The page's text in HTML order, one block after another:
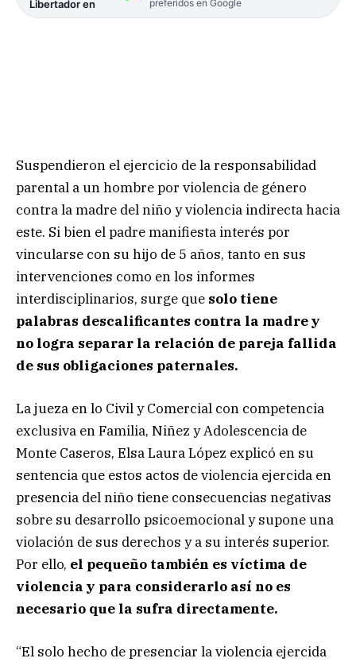
Libertador en
preferidos en Google
Suspendieron el ejercicio de la responsabilidad
parental a un hombre por violencia de género
contra la madre del niño y violencia indirecta hacia
este. Si bien el padre manifiesta interés por
vincularse con su hijo de 5 años, tanto en sus
intervenciones como en los informes
interdisciplinarios, surge que solo tiene
palabras descalificantes contra la madre y
no logra separar la relación de pareja fallida
de sus obligaciones paternales.
La jueza en lo Civil y Comercial con competencia
exclusiva en Familia, Niñez y Adolescencia de
Monte Caseros, Elsa Laura López explicó en su
sentencia que estos actos de violencia ejercida en
presencia del niño tiene consecuencias negativas
sobre su desarrollo psicoemocional y supone una
violación de sus derechos y a su interés superior.
Por ello, el pequeño también es víctima de
violencia y para considerarlo así no es
necesario que la sufra directamente.
“El solo hecho de presenciar la violencia ejercida